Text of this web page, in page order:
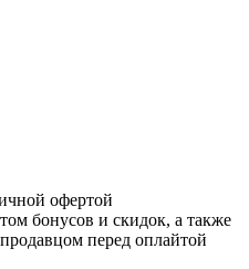
офертой
бонусов и скидок, а также
перед оплайтой